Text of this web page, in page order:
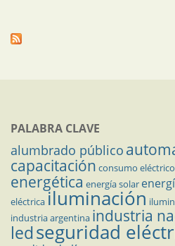
PALABRA CLAVE
alumbrado público
capacitación consumo eléctrico
energética energía solar
eléctricailuminación
industria argentina industria
ledseguridad